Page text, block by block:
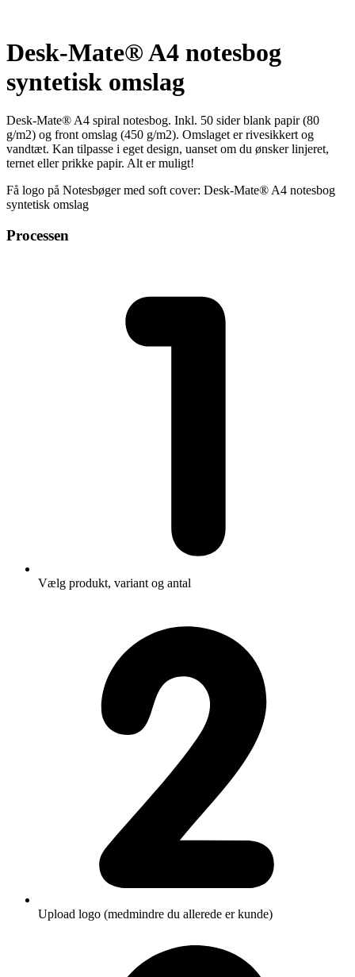
Desk-Mate® A4 notesbog
syntetisk omslag
Desk-Mate® A4 spiral notesbog. Inkl. 50 sider blank papir (80
g/m2) og front omslag (450 g/m2). Omslaget er rivesikkert og
vandtæt. Kan tilpasse i eget design, uanset om du ønsker linjeret,
ternet eller prikke papir. Alt er muligt!
Få logo på Notesbøger med soft cover: Desk-Mate® A4 notesbog
syntetisk omslag
Processen
Vælg produkt, variant og antal
Upload logo (medmindre du allerede er kunde)